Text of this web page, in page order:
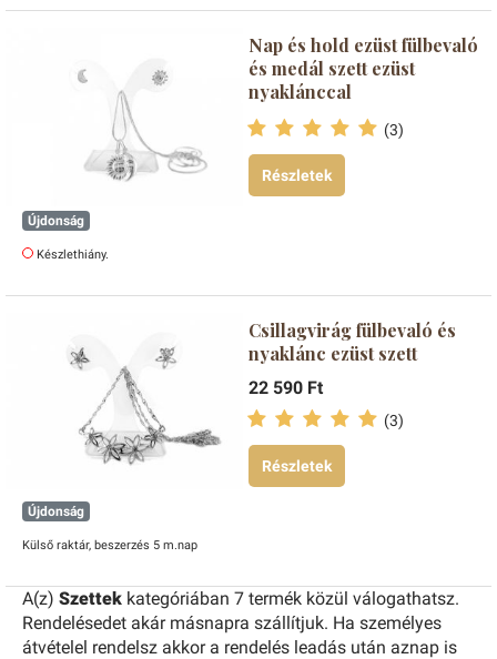
Nap és hold ezüst fülbevaló
és medál szett ezüst
nyaklánccal
(3)
Részletek
Újdonság
Készlethiány.
Csillagvirág fülbevaló és
nyaklánc ezüst szett
22 590 Ft
(3)
Részletek
Újdonság
Külső raktár, beszerzés 5 m.nap
A(z) Szettek kategóriában 7 termék közül válogathatsz.
Rendelésedet akár másnapra szállítjuk. Ha személyes
átvételel rendelsz akkor a rendelés leadás után aznap is